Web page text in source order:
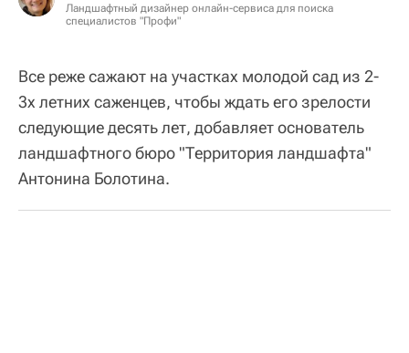
Ландшафтный дизайнер онлайн-сервиса для поиска
специалистов "Профи"
Все реже сажают на участках молодой сад из 2-
3х летних саженцев, чтобы ждать его зрелости
следующие десять лет, добавляет основатель
ландшафтного бюро "Территория ландшафта"
Антонина Болотина.